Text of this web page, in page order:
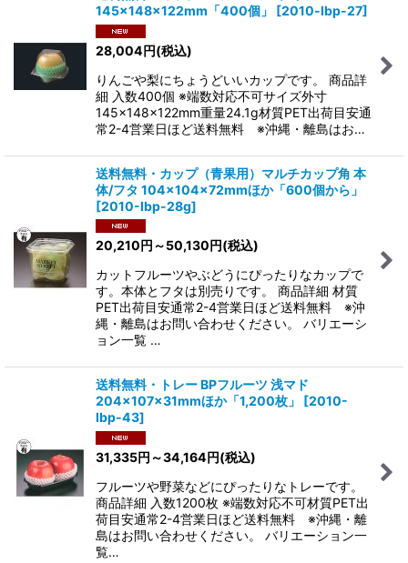
145×148×122mm「400個」
[2010-lbp-27]
28,004円(税込)
りんごや梨にちょうどいいカップです。 商品詳
細 入数400個 ※端数対応不可サイズ外寸
145×148×122mm重量24.1g材質PET出荷目安通
常2-4営業日ほど送料無料 ※沖縄・離島はお…
送料無料・カップ（青果用）マルチカップ角 本
体/フタ 104×104×72mmほか「600個から」
[2010-lbp-28g]
20,210円 ～50,130円(税込)
カットフルーツやぶどうにぴったりなカップで
す。本体とフタは別売りです。 商品詳細 材質
PET出荷目安通常2-4営業日ほど送料無料 ※沖
縄・離島はお問い合わせください。 バリエーシ
ョン一覧 …
送料無料・トレー BPフルーツ 浅マド
204×107×31mmほか「1,200枚」
[2010-
lbp-43]
31,335円 ～34,164円(税込)
フルーツや野菜などにぴったりなトレーです。
商品詳細 入数1200枚 ※端数対応不可材質PET出
荷目安通常2-4営業日ほど送料無料 ※沖縄・離
島はお問い合わせください。 バリエーション一
覧…